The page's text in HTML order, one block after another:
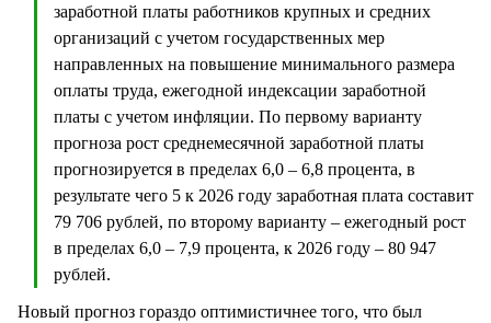
заработной платы работников крупных и средних
организаций с учетом государственных мер
направленных на повышение минимального размера
оплаты труда, ежегодной индексации заработной
платы с учетом инфляции. По первому варианту
прогноза рост среднемесячной заработной платы
прогнозируется в пределах 6,0 – 6,8 процента, в
результате чего 5 к 2026 году заработная плата составит
79 706 рублей, по второму варианту – ежегодный рост
в пределах 6,0 – 7,9 процента, к 2026 году – 80 947
рублей.
Новый прогноз гораздо оптимистичнее того, что был